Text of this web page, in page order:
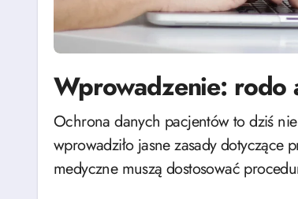
Wprowadzenie: rodo
Ochrona danych pacjentów to dziś nie tylko obowiązek etyczny, lecz także prawny. RODO
wprowadziło jasne zasady
medyczne muszą dostosować